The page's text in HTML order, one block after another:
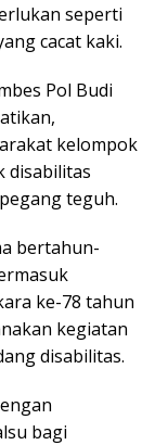
seperti
cacat kaki.
Pol Budi
kelompok
disabilitas
teguh.
bertahun-
ke-78 tahun
kegiatan
disabilitas.
bagi